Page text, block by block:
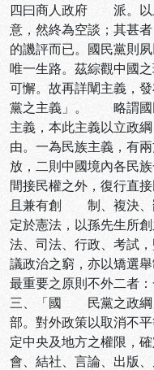
四曰商人政府 派。以
意，然終為空談；其甚
的譏評而已。國民黨則
唯一生路。茲綜觀中
可懈。故再詳闡主義，
黨之主義」。 略謂國
主義，本此主義以立
由。一為民族主義，有
放，二則中國境內各
間接民權之外，復行直
且兼有創 制、複決、
定於憲法，以孫先生
法、司法、行政、考試
議政治之窮，亦以矯
最重要之原則不外二者
三、「國 民黨之政綱
部。對外政策以取消
定中央及地方之權限，
會、結社、言論、出版